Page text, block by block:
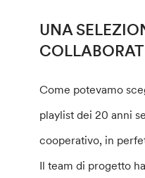
UNA
Come potevamo
playlist dei 20 anni
cooperativo, in
Il team di progetto